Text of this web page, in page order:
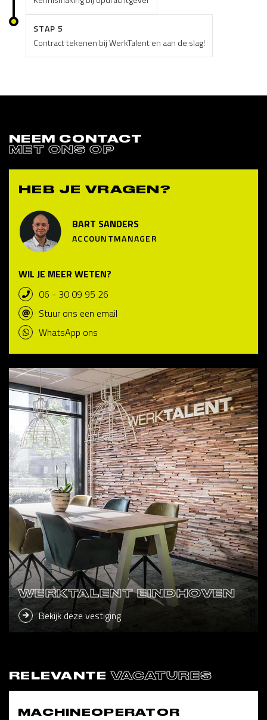
STAP 5
Contract tekenen bij WerkTalent en aan de slag!
NEEM CONTACT
MET ONS OP
HEB JE VRAGEN?
BART SANDERS
ACCOUNTMANAGER
WIL JE MEER WETEN?
06 - 30 09 95 26
Stuur ons een email
WhatsApp ons
WERKTALENT EINDHOVEN
Bekijk deze vestiging
RELEVANTEVACATURES
MACHINEOPERATOR